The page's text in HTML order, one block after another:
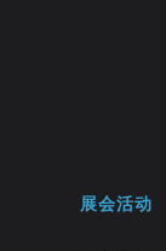
展会活动